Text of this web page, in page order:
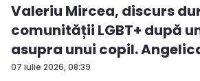
07 iulie 2026, 08:39
Valeriu Mircea, discurs
comunității LGBT+ după
asupra unui copil.
„Cum...